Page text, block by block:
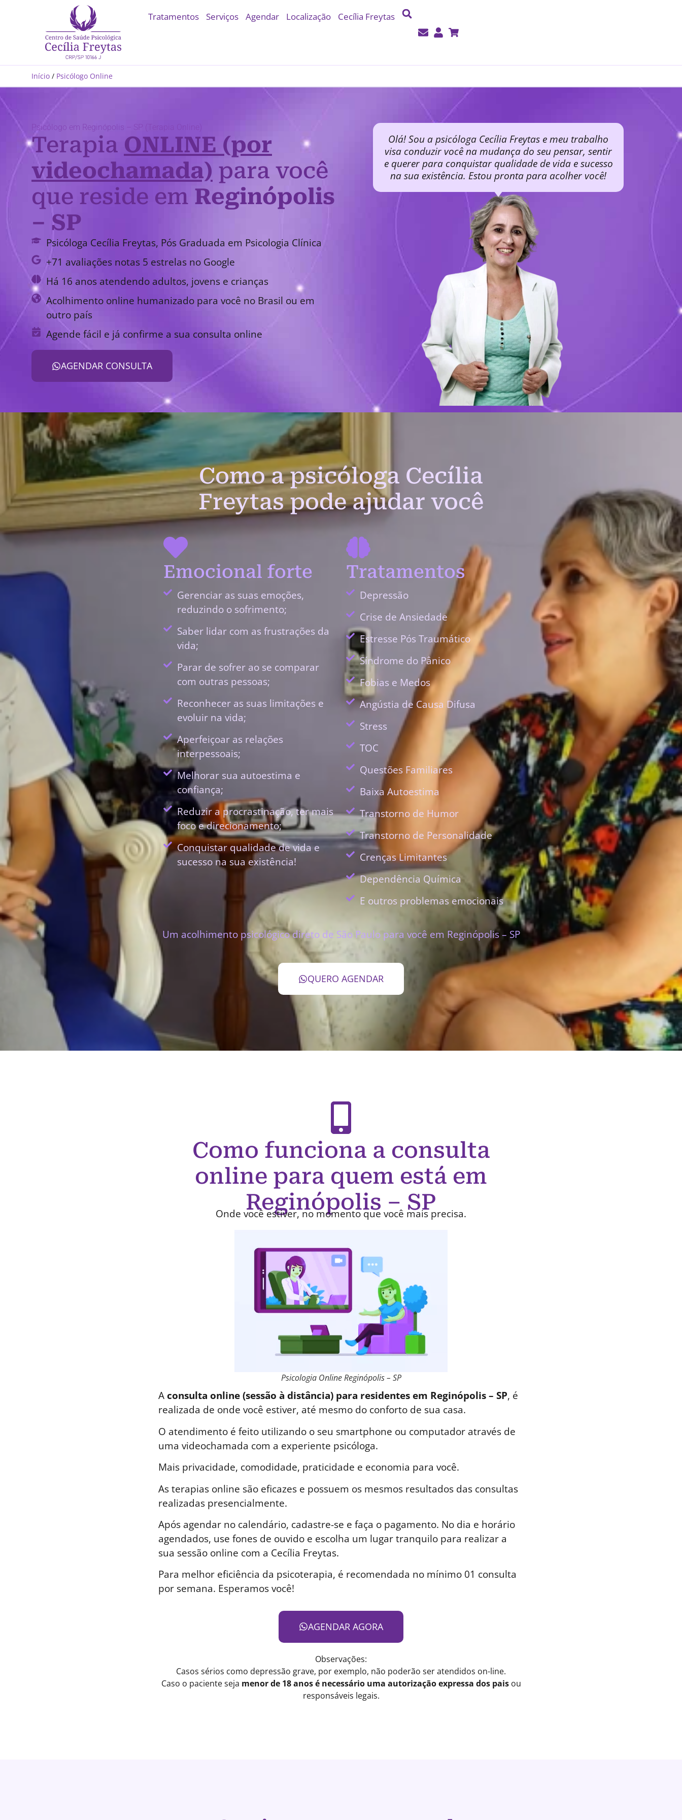
Tratamentos Serviços Agendar Localização Cecília Freytas
Início / Psicólogo Online
Psicólogo em Reginópolis – SP (Terapia Online)
Terapia ONLINE (por
videochamada) para você
que reside em Reginópolis
– SP
Psicóloga Cecília Freytas, Pós Graduada em Psicologia Clínica
+71 avaliações notas 5 estrelas no Google
Há 16 anos atendendo adultos, jovens e crianças
Acolhimento online humanizado para você no Brasil ou em
outro país
Agende fácil e já confirme a sua consulta online
AGENDAR CONSULTA
Olá! Sou a psicóloga Cecília Freytas e meu trabalho
visa conduzir você na mudança do seu pensar, sentir
e querer para conquistar qualidade de vida e sucesso
na sua existência. Estou pronta para acolher você!
Como a psicóloga Cecília
Freytas pode ajudar você
Emocional forte
Gerenciar as suas emoções,
reduzindo o sofrimento;
Saber lidar com as frustrações da
vida;
Parar de sofrer ao se comparar
com outras pessoas;
Reconhecer as suas limitações e
evoluir na vida;
Aperfeiçoar as relações
interpessoais;
Melhorar sua autoestima e
confiança;
Reduzir a procrastinação, ter mais
foco e direcionamento;
Conquistar qualidade de vida e
sucesso na sua existência!
Tratamentos
Depressão
Crise de Ansiedade
Estresse Pós Traumático
Síndrome do Pânico
Fobias e Medos
Angústia de Causa Difusa
Stress
TOC
Questões Familiares
Baixa Autoestima
Transtorno de Humor
Transtorno de Personalidade
Crenças Limitantes
Dependência Química
E outros problemas emocionais
Um acolhimento psicológico direto de São Paulo para você em Reginópolis – SP
QUERO AGENDAR
Como funciona a consulta
online para quem está em
Reginópolis – SP
Onde você estiver, no momento que você mais precisa.
Psicologia Online Reginópolis – SP
Aconsulta online (sessão à distância) para residentes em Reginópolis – SP, é
realizada de onde você estiver, até mesmo do conforto de sua casa.
O atendimento é feito utilizando o seu smartphone ou computador através de
uma videochamada com a experiente psicóloga.
Mais privacidade, comodidade, praticidade e economia para você.
As terapias online são eficazes e possuem os mesmos resultados das consultas
realizadas presencialmente.
Após agendar no calendário, cadastre-se e faça o pagamento. No dia e horário
agendados, use fones de ouvido e escolha um lugar tranquilo para realizar a
sua sessão online com a Cecília Freytas.
Para melhor eficiência da psicoterapia, é recomendada no mínimo 01 consulta
por semana. Esperamos você!
AGENDAR AGORA
Observações:
Casos sérios como depressão grave, por exemplo, não poderão ser atendidos on-line.
Caso o paciente seja menor de 18 anos é necessário uma autorização expressa dos paisou
responsáveis legais.